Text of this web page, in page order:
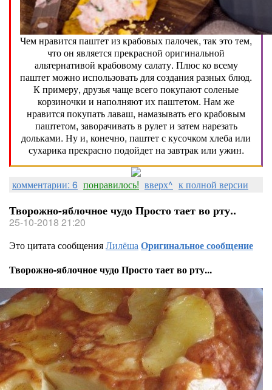
Чем нравится паштет из крабовых палочек, так это тем,
что он является прекрасной оригинальной
альтернативой крабовому салату. Плюс ко всему
паштет можно использовать для создания разных блюд.
К примеру, друзья чаще всего покупают соленые
корзиночки и наполняют их паштетом. Нам же
нравится покупать лаваш, намазывать его крабовым
паштетом, заворачивать в рулет и затем нарезать
дольками. Ну и, конечно, паштет с кусочком хлеба или
сухарика прекрасно подойдет на завтрак или ужин.
комментарии: 6 понравилось! вверх^ к полной версии
Творожно-яблочное чудо Просто тает во рту..
25-10-2018 21:20
Это цитата сообщенияЛилёшаОригинальное сообщение
Творожно-яблочное чудо Просто тает во рту...